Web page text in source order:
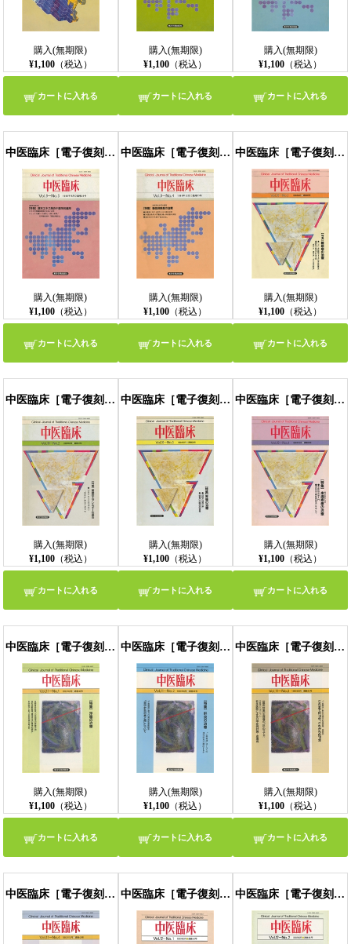
購入(無期限)
¥1,100（税込）
カートに入れる
購入(無期限)
¥1,100 （税込）
カートに入れる
購入(無期限)
¥1,100 （税込）
カートに入れる
中医臨床［電子復刻版］通巻34号
購入(無期限)
¥1,100（税込）
カートに入れる
中医臨床［電子復刻版］通巻35号
購入(無期限)
¥1,100 （税込）
カートに入れる
中医臨床［電子復刻版］通巻36号
購入(無期限)
¥1,100 （税込）
カートに入れる
中医臨床［電子復刻版］通巻37号
購入(無期限)
¥1,100（税込）
カートに入れる
中医臨床［電子復刻版］通巻38号
購入(無期限)
¥1,100 （税込）
カートに入れる
中医臨床［電子復刻版］通巻39号
購入(無期限)
¥1,100 （税込）
カートに入れる
中医臨床［電子復刻版］通巻40号
購入(無期限)
¥1,100（税込）
カートに入れる
中医臨床［電子復刻版］通巻41号
購入(無期限)
¥1,100 （税込）
カートに入れる
中医臨床［電子復刻版］通巻42号
購入(無期限)
¥1,100 （税込）
カートに入れる
中医臨床［電子復刻版］通巻43号 中医臨床［電子復刻版］通巻44号 中医臨床［電子復刻版］通巻45号